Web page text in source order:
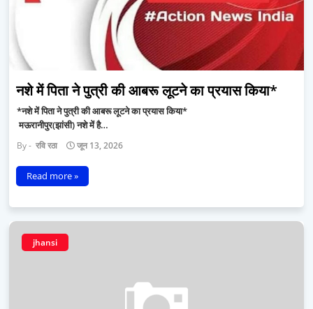
नशे में पिता ने पुत्री की आबरू लूटने का प्रयास किया*
*नशे में पिता ने पुत्री की आबरू लूटने का प्रयास किया*
मऊरानीपुर(झांसी) नशे में है…
रवि रठा जून 13, 2026
Read more »
jhansi